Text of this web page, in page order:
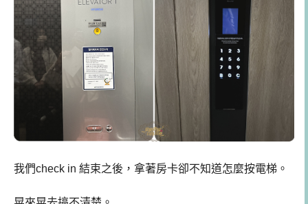
我們check in 結束之後，拿著房卡卻不知道怎麼按電梯。